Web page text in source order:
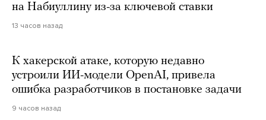
на Набиуллину из-за ключевой ставки
13 часов назад
К хакерской атаке, которую недавно
устроили ИИ-модели OpenAI, привела
ошибка разработчиков в постановке задачи
9 часов назад